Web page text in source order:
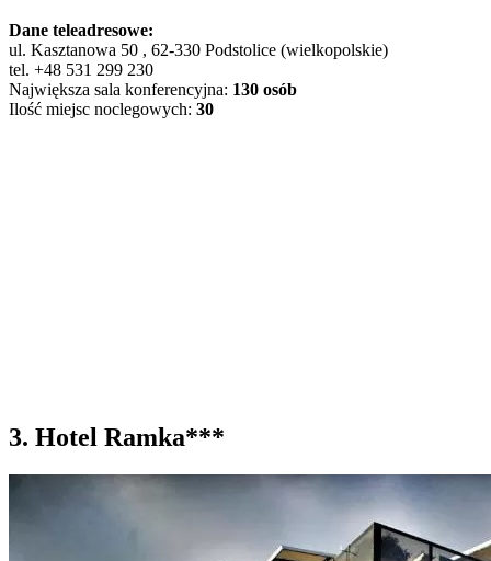
Dane teleadresowe:
ul. Kasztanowa 50 , 62-330 Podstolice (wielkopolskie)
tel. +48 531 299 230
Największa sala konferencyjna: 130 osób
Ilość miejsc noclegowych: 30
3. Hotel Ramka***